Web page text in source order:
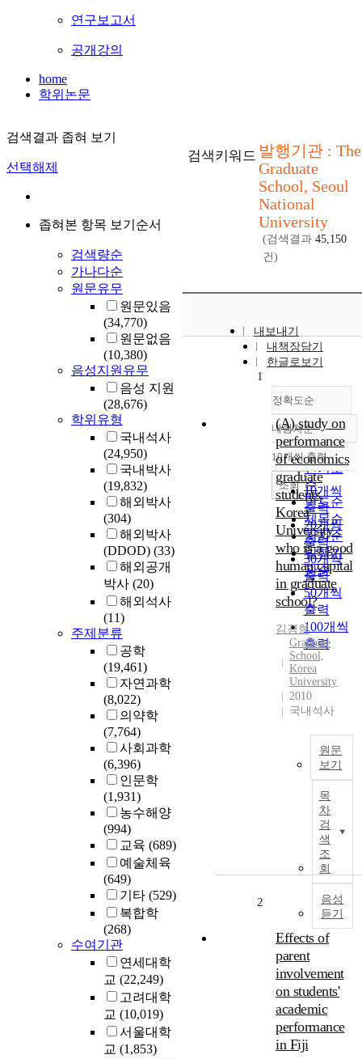
연구보고서
공개강의
home
학위논문
검색결과 좁혀 보기
선택해제
좁혀본 항목 보기순서
검색량순
가나다순
원문유무
원문있음
(34,770)
원문없음
(10,380)
음성지원유무
음성 지원
(28,676)
학위유형
국내석사
(24,950)
국내박사
(19,832)
해외박사
(304)
해외박사
(DDOD) (33)
해외공개
박사 (20)
해외석사
(11)
주제분류
공학
(19,461)
자연과학
(8,022)
의약학
(7,764)
사회과학
(6,396)
인문학
(1,931)
농수해양
(994)
교육 (689)
예술체육
(649)
기타 (529)
복합학
(268)
수여기관
연세대학
교 (22,249)
고려대학
교 (10,019)
서울대학
교 (1,853)
검색키워드 발행기관 : The
Graduate
School, Seoul
National
University
(검색결과 45,150
건)
내보내기
내책장담기
한글로보기
정확도순
정확도
순
인기도
순
연도순
제목순
저자순
발행기
관순
내림차순
내림차순
10개씩 출력
10개씩
출력
20개씩
출력
30개씩
출력
50개씩
출력
100개씩
출력
조회
1
(A) study on
performance
of economics
graduate
students,
Korea
University :
who is a good
human capital
in graduate
school?
김경현
Graduate
School,
Korea
University
2010
국내석사
원문
보기
목
차
검
색
조
회
음성
듣기
e
2
Effects of
parent
involvement
on students'
academic
performance
in Fiji